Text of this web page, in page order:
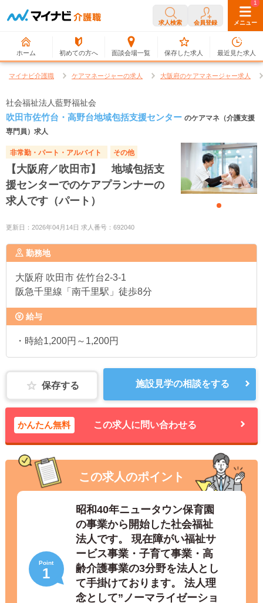
求人検索 会員登録 メニュー
ホーム 初めての方へ 面談会場一覧
0
保存した求人
1
最近見た求人
マイナビ介護職 ケアマネージャーの求人 大阪府のケアマネージャー求人
社会福祉法人藍野福祉会
吹田市佐竹台・高野台地域包括支援センター のケアマネ（介護支援
専門員）求人
非常勤・パート・アルバイト その他
【大阪府／吹田市】 地域包括支
援センターでのケアプランナーの
求人です（パート）
更新日：2026年04月14日 求人番号：692040
勤務地
大阪府 吹田市 佐竹台2-3-1
阪急千里線「南千里駅」徒歩8分
給与
・時給1,200円～1,200円
保存する 施設見学の相談をする
かんたん無料 この求人に問い合わせる
この求人のポイント
Point
1
昭和40年ニュータウン保育園
の事業から開始した社会福祉
法人です。 現在障がい福祉サ
ービス事業・子育て事業・高
齢介護事業の3分野を法人とし
て手掛けております。 法人理
念として”ノーマライゼーショ